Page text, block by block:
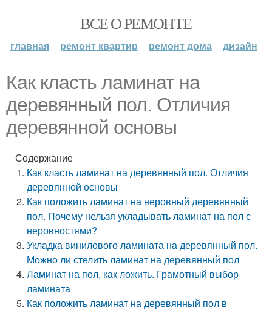
ВСЕ О РЕМОНТЕ
главная ремонт квартир ремонт дома дизайн
Как класть ламинат на
деревянный пол. Отличия
деревянной основы
Содержание
Как класть ламинат на деревянный пол. Отличия
деревянной основы
Как положить ламинат на неровный деревянный
пол. Почему нельзя укладывать ламинат на пол с
неровностями?
Укладка винилового ламината на деревянный пол.
Можно ли стелить ламинат на деревянный пол
Ламинат на пол, как ложить. Грамотный выбор
ламината
Как положить ламинат на деревянный пол в